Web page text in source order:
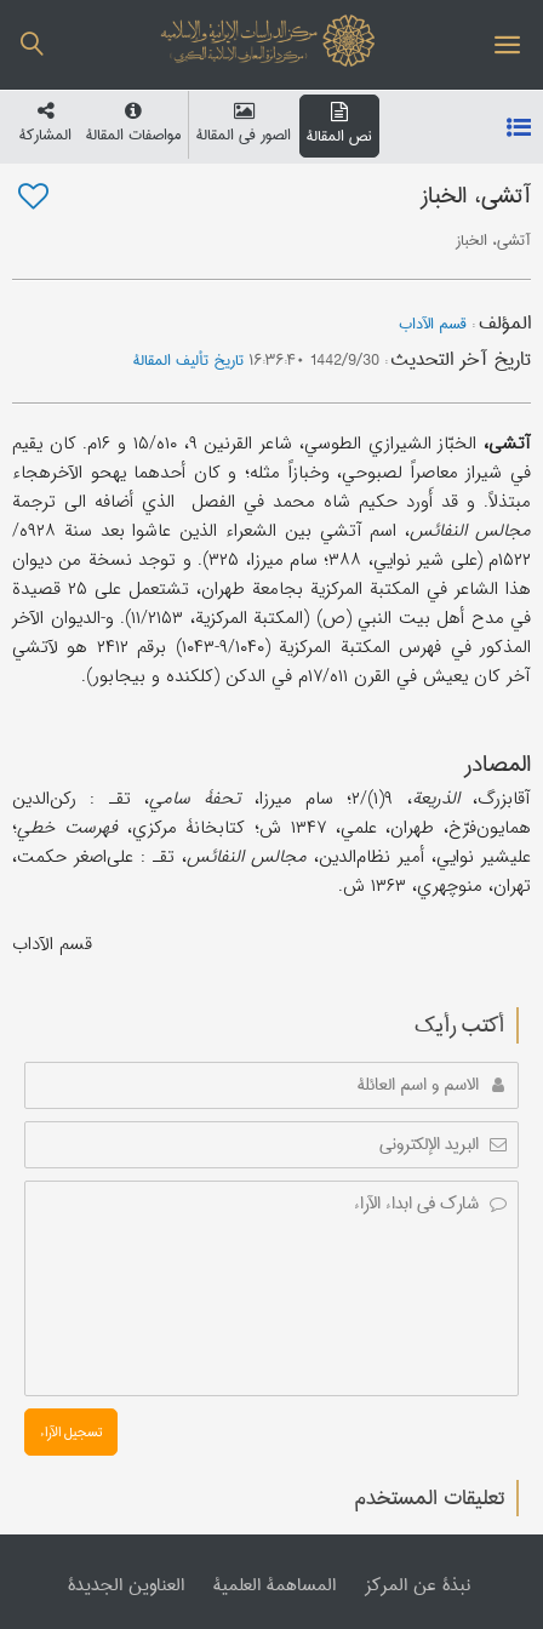
نص المقالة الصور في المقالة مواصفات المقالة المشارکة
آتشی، الخباز
آتشی، الخباز
المؤلف: قسم الآداب
تاریخ آخر التحدیث: 1442/9/30 ۱۶:۳۶:۴۰ تاریخ تألیف المقالة
آتشی،
الخبّاز الشیرازي الطوسي، شاعر القرنین ۹، ۱۰ه/۱۵ و ۱۶م. کان یقیم
في شیراز معاصراً لصبوحي، وخبازاً مثله؛ و کان أحدهما یهحو الآخرهجاء
مبتذلاً. و قد أَورد حکیم شاه محمد في الفصل الذي أضافه الی ترجمة
مجالس النفائس
، اسم آتشي بین الشعراء الذین عاشوا بعد سنة ۹۲۸ه/
۱۵۲۲م (علی شیر نوایي، ۳۸۸؛ سام میرزا، ۳۲۵). و توجد نسخة من دیوان
هذا الشاعر في المکتبة المرکزیة بجامعة طهران، تشتعمل علی ۲۵ قصیدة
في مدح أهل بیت النبي (ص) (المکتبة المرکزیة، ۱۱/۲۱۵۳). و-الدیوان الآخر
المذکور في فهرس المکتبة المرکزیة (۹/۱۰۴۰-۱۰۴۳) برقم ۲۴۱۲ هو لآتشي
آخر کان یعیش في القرن ۱۱ه/۱۷م في الدکن (کلکنده و بیجابور).
المصادر
آقابزرگ،الذریعة، ۹(۱)/۲؛ سام میرزا، تحفۀ سامي، تقـ : رکن‌الدین
همایون‌فرّخ، طهران، علمي، ۱۳۴۷ ش؛ کتابخانۀ مرکزي،
فهرست خطي؛
علیشیر نوایي، أمیر نظام‌الدین، مجالس النفائس، تقـ : علی‌اصغر حکمت،
تهران، منوچهري، ۱۳۶۳ ش.
قسم الآداب
أکتب رأیك
تسجیل الآراء
تعليقات المستخدم
نبذة عن المرکز المساهمة العلمیة
العناوین الجدیدة